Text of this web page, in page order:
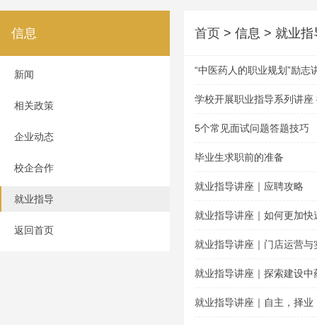
信息
新闻
相关政策
企业动态
校企合作
就业指导
返回首页
首页 > 信息 > 就业指
“中医药人的职业规划”励志
学校开展职业指导系列讲
5个常见面试问题答题技巧
毕业生求职前的准备
就业指导讲座｜应聘攻略
就业指导讲座｜如何更加快
就业指导讲座｜门店运营与
就业指导讲座｜探索建设中
就业指导讲座｜自主，择业